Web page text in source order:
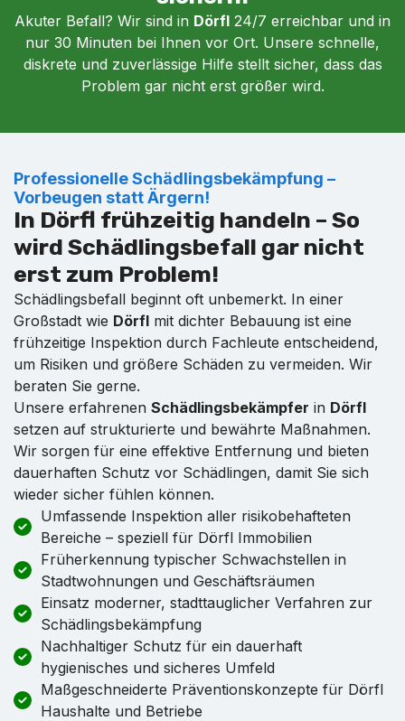
Akuter Befall? Wir sind in Dörfl 24/7 erreichbar und in
nur 30 Minuten bei Ihnen vor Ort. Unsere schnelle,
diskrete und zuverlässige Hilfe stellt sicher, dass das
Problem gar nicht erst größer wird.
Professionelle Schädlingsbekämpfung –
Vorbeugen statt Ärgern!
In Dörfl frühzeitig handeln – So
wird Schädlingsbefall gar nicht
erst zum Problem!
Schädlingsbefall beginnt oft unbemerkt. In einer
Großstadt wie Dörfl mit dichter Bebauung ist eine
frühzeitige Inspektion durch Fachleute entscheidend,
um Risiken und größere Schäden zu vermeiden. Wir
beraten Sie gerne.
Unsere erfahrenen Schädlingsbekämpfer in Dörfl
setzen auf strukturierte und bewährte Maßnahmen.
Wir sorgen für eine effektive Entfernung und bieten
dauerhaften Schutz vor Schädlingen, damit Sie sich
wieder sicher fühlen können.
Umfassende Inspektion aller risikobehafteten
Bereiche – speziell für Dörfl Immobilien
Früherkennung typischer Schwachstellen in
Stadtwohnungen und Geschäftsräumen
Einsatz moderner, stadttauglicher Verfahren zur
Schädlingsbekämpfung
Nachhaltiger Schutz für ein dauerhaft
hygienisches und sicheres Umfeld
Maßgeschneiderte Präventionskonzepte für Dörfl
Haushalte und Betriebe